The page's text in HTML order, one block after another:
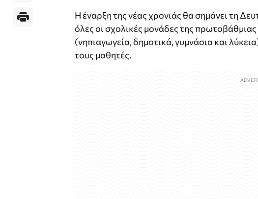
Η έναρξη της νέας χρονιάς θα σημάνει τη
όλες οι σχολικές μονάδες της
(νηπιαγωγεία, δημοτικά, γυμνάσια και
τους μαθητές.